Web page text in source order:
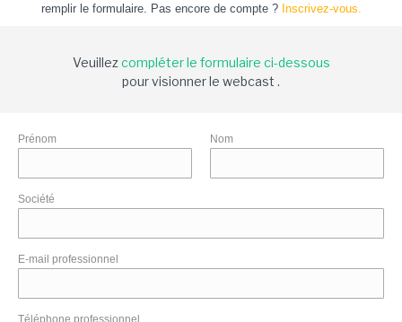
remplir le formulaire. Pas encore de compte ? Inscrivez-vous.
Veuillezcompléter le formulaire ci-dessous
pour visionner le webcast .
Prénom Nom
Société
E-mail professionnel